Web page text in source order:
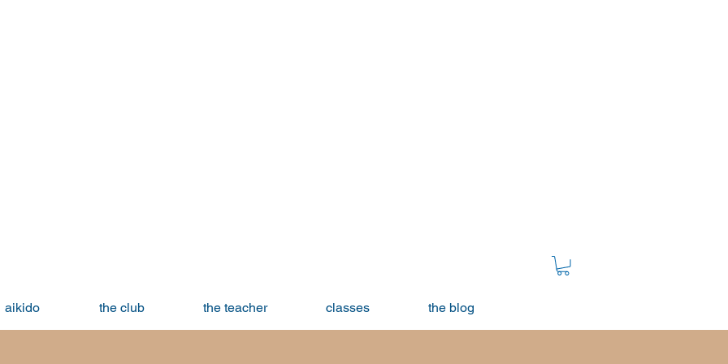
aikido the club the teacher classes the blog